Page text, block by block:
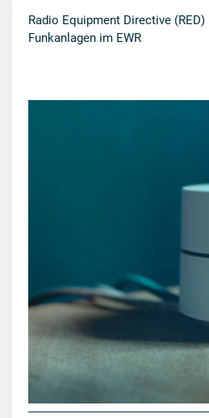
Radio Equipment Directive
Funkanlagen im EWR